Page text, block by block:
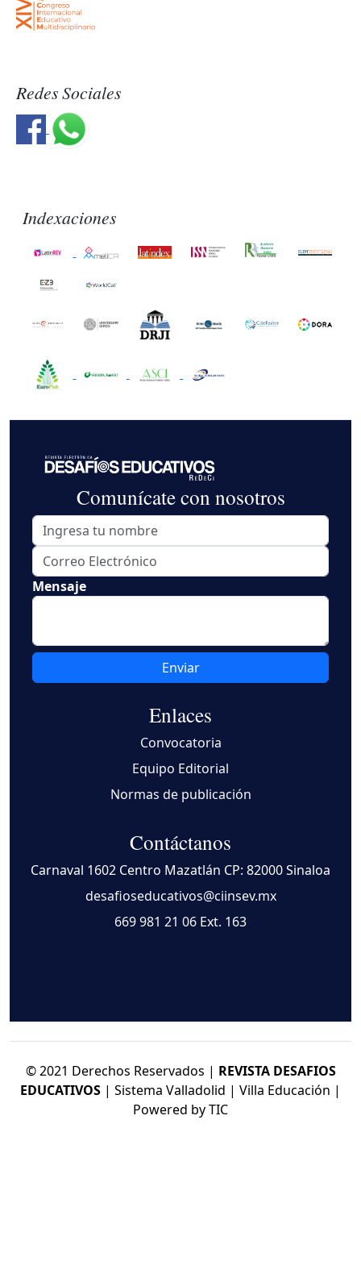
Redes Sociales
Indexaciones
Enlaces
Convocatoria
Equipo Editorial
Normas de publicación
Contáctanos
Carnaval 1602 Centro Mazatlán CP: 82000 Sinaloa
desafioseducativos@ciinsev.mx
669 981 21 06 Ext. 163
Comunícate con nosotros
Mensaje
Enviar
© 2021 Derechos Reservados | REVISTA DESAFIOS
EDUCATIVOS | Sistema Valladolid | Villa Educación |
Powered by TIC